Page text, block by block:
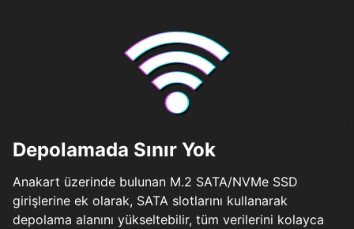
Depolamada Sınır Yok
Anakart üzerinde bulunan M.2 SATA/NVMe SSD
girişlerine ek olarak, SATA slotlarını kullanarak
depolama alanını yükseltebilir, tüm verilerini kolayca